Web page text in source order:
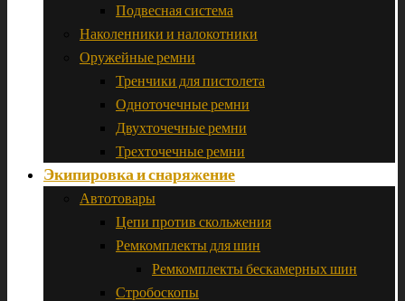
Подвесная система
Наколенники и налокотники
Оружейные ремни
Тренчики для пистолета
Одноточечные ремни
Двухточечные ремни
Трехточечные ремни
Экипировка и снаряжение
Автотовары
Цепи против скольжения
Ремкомплекты для шин
Ремкомплекты бескамерных шин
Стробоскопы